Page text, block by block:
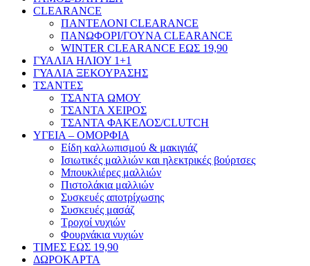
CLEARANCE
ΠΑΝΤΕΛΟΝΙ CLEARANCE
ΠΑΝΩΦΟΡΙ/ΓΟΥΝΑ CLEARANCE
WINTER CLEARANCE ΕΩΣ 19,90
ΓΥΑΛΙΑ ΗΛΙΟΥ 1+1
ΓΥΑΛΙΑ ΞΕΚΟΥΡΑΣΗΣ
ΤΣΑΝΤΕΣ
ΤΣΑΝΤΑ ΩΜΟΥ
ΤΣΑΝΤΑ ΧΕΙΡΟΣ
ΤΣΑΝΤΑ ΦΑΚΕΛΟΣ/CLUTCH
ΥΓΕΙΑ – ΟΜΟΡΦΙΑ
Είδη καλλωπισμού & μακιγιάζ
Ισιωτικές μαλλιών και ηλεκτρικές βούρτσες
Μπουκλιέρες μαλλιών
Πιστολάκια μαλλιών
Συσκευές αποτρίχωσης
Συσκευές μασάζ
Τροχοί νυχιών
Φουρνάκια νυχιών
ΤΙΜΕΣ ΕΩΣ 19,90
ΔΩΡΟΚΑΡΤΑ